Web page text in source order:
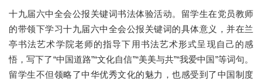
十九届六中全会公报关键词书法体验活动。留学生在党员教师
的带领下学习十九届六中全会公报关键词的具体意义，并在兰
亭书法艺术学院老师的指导下用书法艺术形式呈现自己的感
悟，写下了“中国道路”“文化自信”“美美与共”“我爱中国”等词句。
留学生不但领略了中华优秀文化的魅力，也感受到了中国制度